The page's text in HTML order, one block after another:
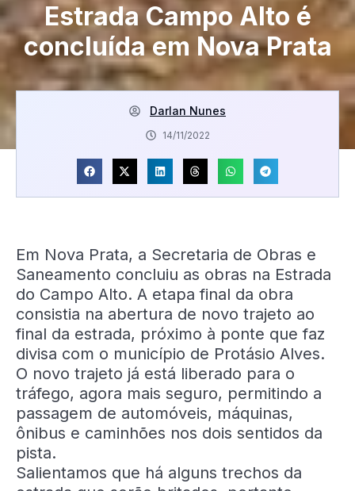
Estrada Campo Alto é
concluída em Nova Prata
Darlan Nunes
14/11/2022
Em Nova Prata, a Secretaria de Obras e
Saneamento concluiu as obras na Estrada
do Campo Alto. A etapa final da obra
consistia na abertura de novo trajeto ao
final da estrada, próximo à ponte que faz
divisa com o município de Protásio Alves.
O novo trajeto já está liberado para o
tráfego, agora mais seguro, permitindo a
passagem de automóveis, máquinas,
ônibus e caminhões nos dois sentidos da
pista.
Salientamos que há alguns trechos da